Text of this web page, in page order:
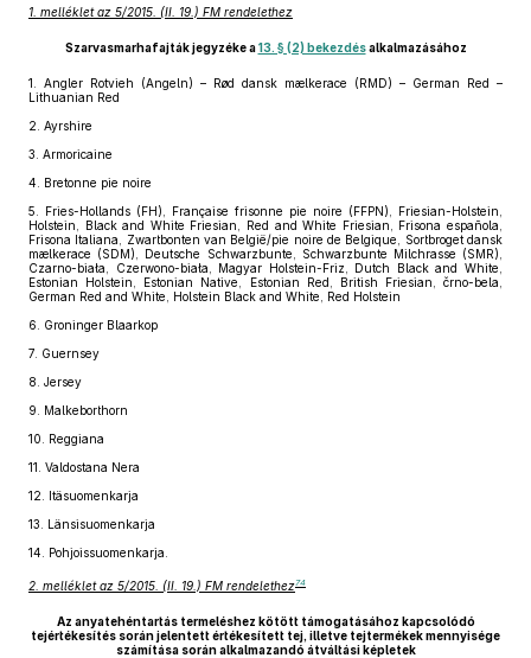
1. melléklet az 5/2015. (II. 19.) FM rendelethez
Szarvasmarhafajták jegyzéke a13. § (2) bekezdésalkalmazásához
1.
Angler Rotvieh (Angeln) – Rød dansk mælkerace (RMD) – German Red –
Lithuanian Red
2. Ayrshire
3. Armoricaine
4.
Bretonne pie noire
5.
Fries-Hollands (FH), Française frisonne pie noire (FFPN), Friesian-Holstein,
Holstein, Black and White Friesian, Red and White Friesian, Frisona española,
Frisona Italiana, Zwartbonten van België/pie noire de Belgique, Sortbroget dansk
mælkerace (SDM), Deutsche Schwarzbunte, Schwarzbunte Milchrasse (SMR),
Czarno-biała, Czerwono-biała, Magyar Holstein-Friz, Dutch Black and White,
Estonian Holstein, Estonian Native, Estonian Red, British Friesian, črno-bela,
German Red and White, Holstein Black and White, Red Holstein
6.
Groninger Blaarkop
7. Guernsey
8. Jersey
9.
Malkeborthorn
10.
Reggiana
11. Valdostana Nera
12.
Itäsuomenkarja
13.
Länsisuomenkarja
14.
Pohjoissuomenkarja.
2. melléklet az 5/2015. (II. 19.) FM rendelethez74
Az anyatehéntartás termeléshez kötött támogatásához kapcsolódó
tejértékesítés során jelentett értékesített tej, illetve tejtermékek mennyisége
számítása során alkalmazandó átváltási képletek